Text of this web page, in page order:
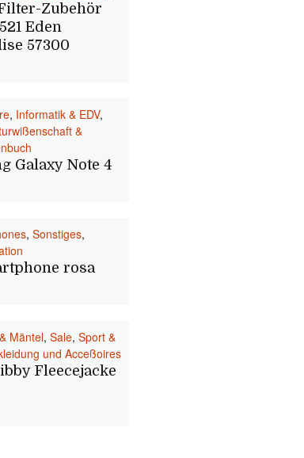
Zubehör
Eden
57300
, Informatik & EDV,
&
Galaxy Note 4
, Sonstiges,
rosa
Mäntel, Sale, Sport &
und Acceßoires
Fleecejacke